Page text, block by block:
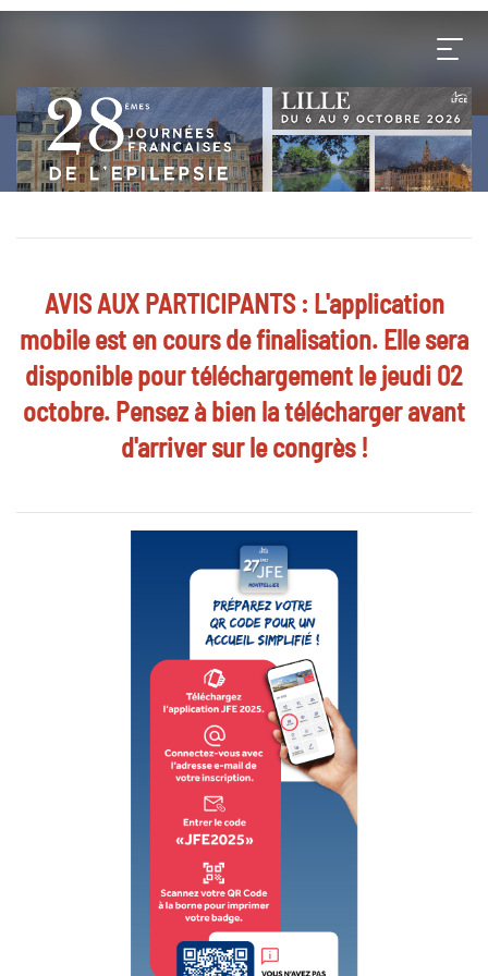
AVIS AUX PARTICIPANTS : L'application
mobile est en cours de finalisation. Elle sera
disponible pour téléchargement le jeudi 02
octobre. Pensez à bien la télécharger avant
d'arriver sur le congrès !